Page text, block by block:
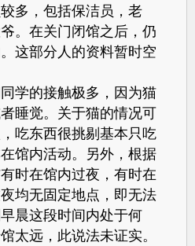
多，包括保洁员，老
。在关门闭馆之后，仍
这部分人的资料暂时空
学的接触极多，因为猫
睡觉。关于猫的情况可
吃东西很挑剔基本只吃
馆内活动。另外，根据
时在馆内过夜，有时在
均无固定地点，即无法
晨这段时间内处于何
太远，此说法未证实。